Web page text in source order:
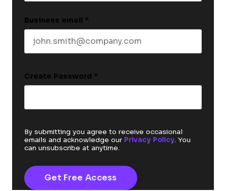
Business email *
Create Password *
By submitting you agree to receive occasional
emails and acknowledge our Privacy Policy. You
can unsubscribe at anytime.